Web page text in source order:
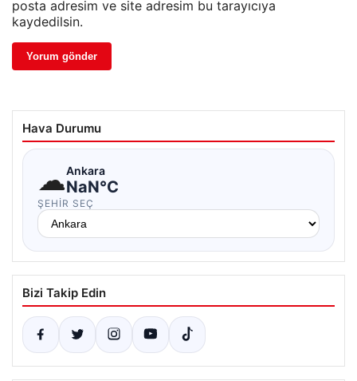
posta adresim ve site adresim bu tarayıcıya
kaydedilsin.
Hava Durumu
☁Ankara
NaN°C
ŞEHIR SEÇ
Bizi Takip Edin